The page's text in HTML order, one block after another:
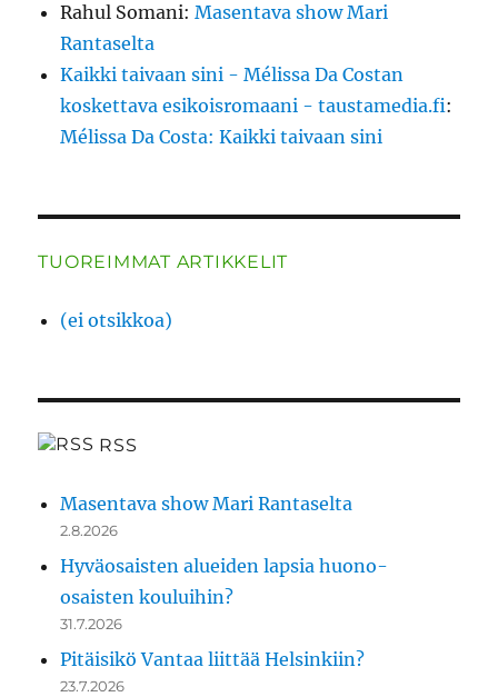
Rahul Somani:Masentava show Mari
Rantaselta
Kaikki taivaan sini - Mélissa Da Costan
koskettava esikoisromaani - taustamedia.fi:
Mélissa Da Costa: Kaikki taivaan sini
TUOREIMMAT ARTIKKELIT
(ei otsikkoa)
RSS
Masentava show Mari Rantaselta
2.8.2026
Hyväosaisten alueiden lapsia huono-
osaisten kouluihin?
31.7.2026
Pitäisikö Vantaa liittää Helsinkiin?
23.7.2026